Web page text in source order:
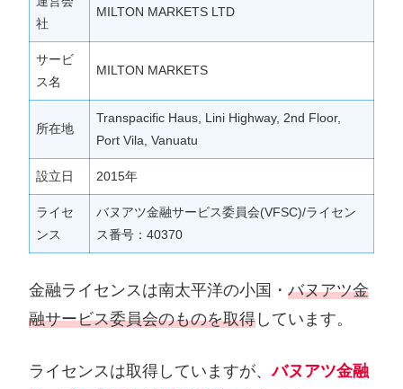
社
MILTON MARKETS LTD
サービ
ス名
MILTON MARKETS
所在地
Transpacific Haus, Lini Highway, 2nd Floor,
Port Vila, Vanuatu
設立日 2015年
ライセ
ンス
バヌアツ金融サービス委員会(VFSC)/ライセン
ス番号：40370
金融ライセンスは南太平洋の小国・ バヌアツ金
融サービス委員会のものを取得 しています。
ライセンスは取得していますが、バヌアツ金融